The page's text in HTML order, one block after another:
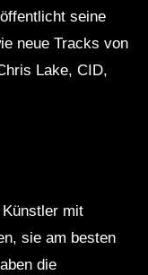
seine
neue Tracks von
Lake, CID,
mit
sie am besten
die